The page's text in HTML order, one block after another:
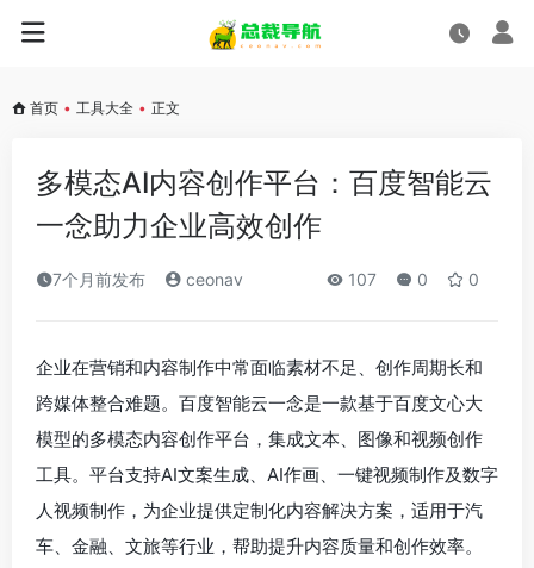
首页 • 工具大全 • 正文
多模态AI内容创作平台：百度智能云
一念助力企业高效创作
7个月前发布 ceonav 107 0 0
企业在营销和内容制作中常面临素材不足、创作周期长和
跨媒体整合难题。百度智能云一念是一款基于百度文心大
模型的多模态内容创作平台，集成文本、图像和视频创作
工具。平台支持AI文案生成、AI作画、一键视频制作及数字
人视频制作，为企业提供定制化内容解决方案，适用于汽
车、金融、文旅等行业，帮助提升内容质量和创作效率。